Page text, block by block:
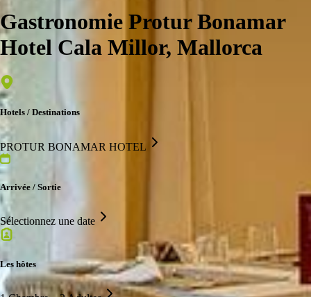
Gastronomie Protur Bonamar
Hotel Cala Millor, Mallorca
Hotels / Destinations
PROTUR BONAMAR HOTEL
Arrivée / Sortie
Sélectionnez une date
Les hôtes